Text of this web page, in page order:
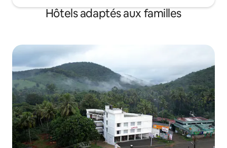
Hôtels adaptés aux familles